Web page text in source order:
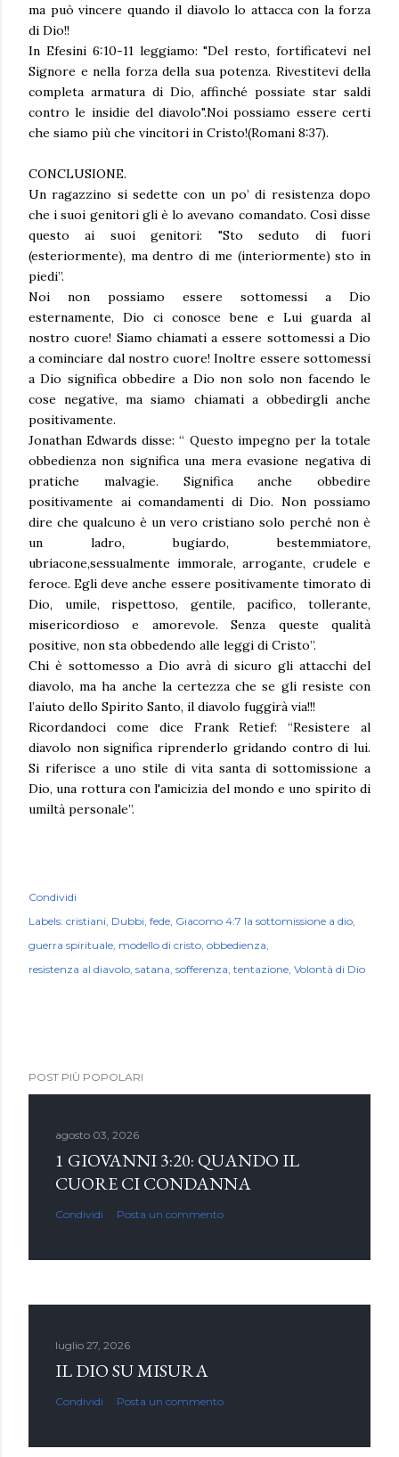
ma può vincere quando il diavolo lo attacca con la forza
di Dio!!
In Efesini 6:10-11 leggiamo: "Del resto, fortificatevi nel
Signore e nella forza della sua potenza. Rivestitevi della
completa armatura di Dio, affinché possiate star saldi
contro le insidie del diavolo".Noi possiamo essere certi
che siamo più che vincitori in Cristo!(Romani 8:37).
CONCLUSIONE.
Un ragazzino si sedette con un po’ di resistenza dopo
che i suoi genitori gli è lo avevano comandato. Così disse
questo ai suoi genitori: "Sto seduto di fuori
(esteriormente), ma dentro di me (interiormente) sto in
piedi”.
Noi non possiamo essere sottomessi a Dio
esternamente, Dio ci conosce bene e Lui guarda al
nostro cuore! Siamo chiamati a essere sottomessi a Dio
a cominciare dal nostro cuore! Inoltre essere sottomessi
a Dio significa obbedire a Dio non solo non facendo le
cose negative, ma siamo chiamati a obbedirgli anche
positivamente.
Jonathan Edwards disse: “ Questo impegno per la totale
obbedienza non significa una mera evasione negativa di
pratiche malvagie. Significa anche obbedire
positivamente ai comandamenti di Dio. Non possiamo
dire che qualcuno è un vero cristiano solo perché non è
un ladro, bugiardo, bestemmiatore,
ubriacone,sessualmente immorale, arrogante, crudele e
feroce. Egli deve anche essere positivamente timorato di
Dio, umile, rispettoso, gentile, pacifico, tollerante,
misericordioso e amorevole. Senza queste qualità
positive, non sta obbedendo alle leggi di Cristo”.
Chi è sottomesso a Dio avrà di sicuro gli attacchi del
diavolo, ma ha anche la certezza che se gli resiste con
l’aiuto dello Spirito Santo, il diavolo fuggirà via!!!
Ricordandoci come dice Frank Retief: “Resistere al
diavolo non significa riprenderlo gridando contro di lui.
Si riferisce a uno stile di vita santa di sottomissione a
Dio, una rottura con l'amicizia del mondo e uno spirito di
umiltà personale”.
Condividi
Labels: cristiani Dubbi fede Giacomo 4:7 la sottomissione a dio
guerra spirituale modello di cristo obbedienza
resistenza al diavolo satana sofferenza tentazione Volontà di Dio
POST PIÙ POPOLARI
agosto 03, 2026
1 GIOVANNI 3:20: QUANDO IL
CUORE CI CONDANNA
Condividi Posta un commento
luglio 27, 2026
IL DIO SU MISURA
Condividi Posta un commento